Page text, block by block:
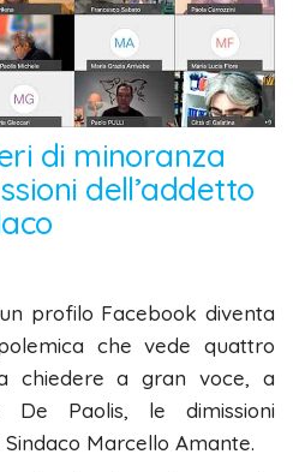
di minoranza
dell’addetto
profilo Facebook diventa
che vede quattro
chiedere a gran voce, a
De Paolis, le dimissioni
Marcello Amante.